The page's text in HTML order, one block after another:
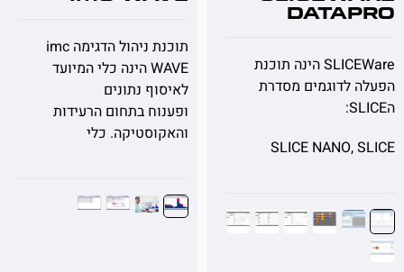
SLICEWare הינה תוכנת
לדוגמים מסדרת
SLICE NANO,
תוכנת ניהול הדגימה imc
WAVE הינה כלי המיועד
לאיסוף נתונים
ופענוח בתחום הרעידות
והאקוסטיקה. כלי